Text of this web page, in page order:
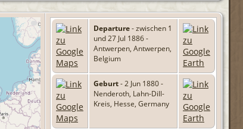
Departure- zwischen 1
und 27 Jul 1886 -
Antwerpen, Antwerpen,
Belgium
Geburt- 2 Jun 1880 -
Nenderoth, Lahn-Dill-
Kreis, Hesse, Germany